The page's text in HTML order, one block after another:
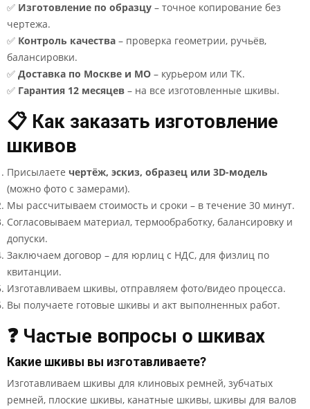
✅ Изготовление по образцу – точное копирование без
чертежа.
✅ Контроль качества – проверка геометрии, ручьёв,
балансировки.
✅ Доставка по Москве и МО – курьером или ТК.
✅ Гарантия 12 месяцев – на все изготовленные шкивы.
📋 Как заказать изготовление
шкивов
Присылаете чертёж, эскиз, образец или 3D-модель
(можно фото с замерами).
Мы рассчитываем стоимость и сроки – в течение 30 минут.
Согласовываем материал, термообработку, балансировку и
допуски.
Заключаем договор – для юрлиц с НДС, для физлиц по
квитанции.
Изготавливаем шкивы, отправляем фото/видео процесса.
Вы получаете готовые шкивы и акт выполненных работ.
❓ Частые вопросы о шкивах
Какие шкивы вы изготавливаете?
Изготавливаем шкивы для клиновых ремней, зубчатых
ремней, плоские шкивы, канатные шкивы, шкивы для валов